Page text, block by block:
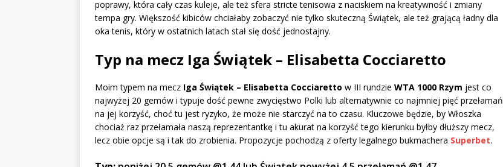
poprawy, która cały czas kuleje, ale też sfera stricte tenisowa z naciskiem na kreatywność i zmiany
tempa gry. Większość kibiców chciałaby zobaczyć nie tylko skuteczną Świątek, ale też grającą ładny dla
oka tenis, który w ostatnich latach stał się dość jednostajny.
Typ na mecz Iga Świątek – Elisabetta Cocciaretto
Moim typem na mecz Iga Świątek – Elisabetta Cocciaretto w III rundzie WTA 1000 Rzym jest co
najwyżej 20 gemów i typuje dość pewne zwycięstwo Polki lub alternatywnie co najmniej pięć przełamań
na jej korzyść, choć tu jest ryzyko, że może nie starczyć na to czasu. Kluczowe będzie, by Włoszka
chociaż raz przełamała naszą reprezentantkę i tu akurat na korzyść tego kierunku byłby dłuższy mecz,
lecz obie opcje są i tak do zrobienia. Propozycje pochodzą z oferty legalnego bukmachera Superbet.